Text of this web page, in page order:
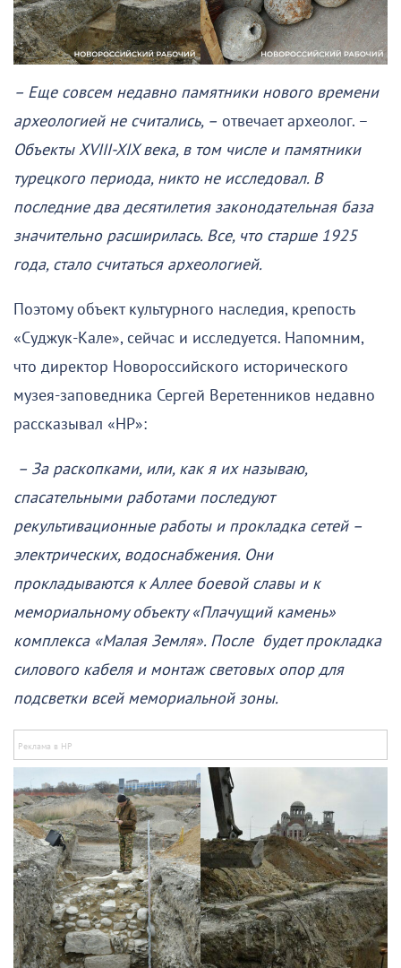
– Еще совсем недавно памятники нового времени
археологией не считались, – отвечает археолог. –
Объекты XVIII-XIX века, в том числе и памятники
турецкого периода, никто не исследовал. В
последние два десятилетия законодательная база
значительно расширилась. Все, что старше 1925
года, стало считаться археологией.
Поэтому объект культурного наследия, крепость
«Суджук-Кале», сейчас и исследуется. Напомним,
что директор Новороссийского исторического
музея-заповедника Сергей Веретенников недавно
рассказывал «НР»:
– За раскопками, или, как я их называю,
спасательными работами последуют
рекультивационные работы и прокладка сетей –
электрических, водоснабжения. Они
прокладываются к Аллее боевой славы и к
мемориальному объекту «Плачущий камень»
комплекса «Малая Земля». После будет прокладка
силового кабеля и монтаж световых опор для
подсветки всей мемориальной зоны.